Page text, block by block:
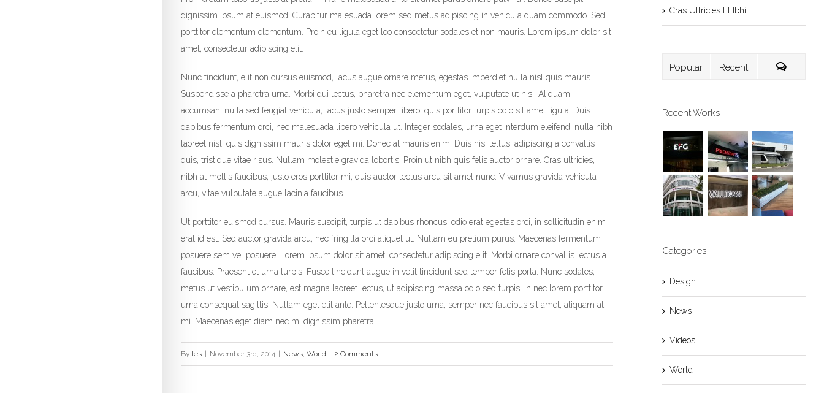
dignissim ipsum at euismod. Curabitur malesuada lorem sed metus adipiscing in vehicula quam commodo. Sed
porttitor elementum elementum. Proin eu ligula eget leo consectetur sodales et non mauris. Lorem ipsum dolor sit
amet, consectetur adipiscing elit.
Nunc tincidunt, elit non cursus euismod, lacus augue ornare metus, egestas imperdiet nulla nisl quis mauris.
Suspendisse a pharetra urna. Morbi dui lectus, pharetra nec elementum eget, vulputate ut nisi. Aliquam
accumsan, nulla sed feugiat vehicula, lacus justo semper libero, quis porttitor turpis odio sit amet ligula. Duis
dapibus fermentum orci, nec malesuada libero vehicula ut. Integer sodales, urna eget interdum eleifend, nulla nibh
laoreet nisl, quis dignissim mauris dolor eget mi. Donec at mauris enim. Duis nisi tellus, adipiscing a convallis
quis, tristique vitae risus. Nullam molestie gravida lobortis. Proin ut nibh quis felis auctor ornare. Cras ultricies,
nibh at mollis faucibus, justo eros porttitor mi, quis auctor lectus arcu sit amet nunc. Vivamus gravida vehicula
arcu, vitae vulputate augue lacinia faucibus.
Ut porttitor euismod cursus. Mauris suscipit, turpis ut dapibus rhoncus, odio erat egestas orci, in sollicitudin enim
erat id est. Sed auctor gravida arcu, nec fringilla orci aliquet ut. Nullam eu pretium purus. Maecenas fermentum
posuere sem vel posuere. Lorem ipsum dolor sit amet, consectetur adipiscing elit. Morbi ornare convallis lectus a
faucibus. Praesent et urna turpis. Fusce tincidunt augue in velit tincidunt sed tempor felis porta. Nunc sodales,
metus ut vestibulum ornare, est magna laoreet lectus, ut adipiscing massa odio sed turpis. In nec lorem porttitor
urna consequat sagittis. Nullam eget elit ante. Pellentesque justo urna, semper nec faucibus sit amet, aliquam at
mi. Maecenas eget diam nec mi dignissim pharetra.
By tes November 3rd, 2014 News, World 2 Comments
Cras Ultricies Et Ibhi
Popular Recent
Recent Works
Categories
Design
News
Videos
World